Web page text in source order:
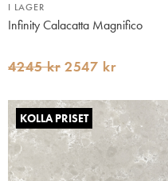
I LAGER
Infinity Calacatta Magnifico
4245 kr 2547 kr
KOLLA PRISET